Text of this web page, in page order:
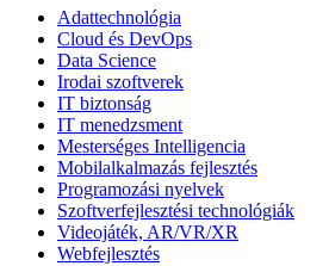
Adattechnológia
Cloud és DevOps
Data Science
Irodai szoftverek
IT biztonság
IT menedzsment
Mesterséges Intelligencia
Mobilalkalmazás fejlesztés
Programozási nyelvek
Szoftverfejlesztési technológiák
Videojáték, AR/VR/XR
Webfejlesztés